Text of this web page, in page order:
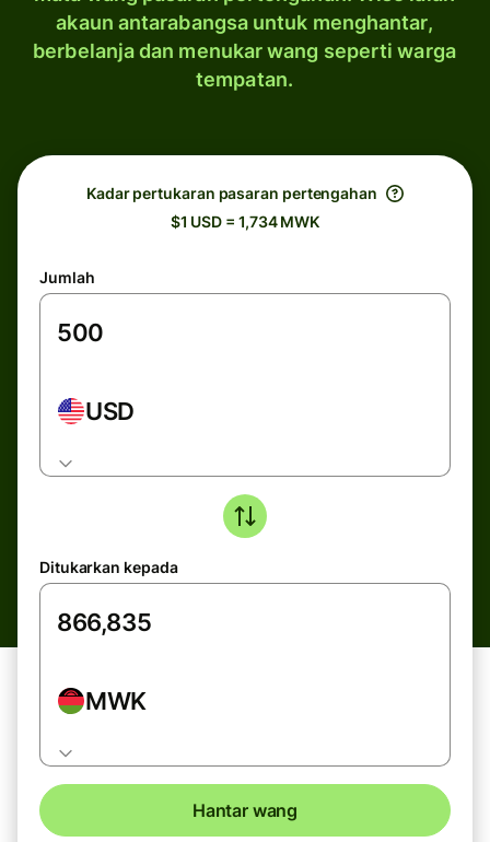
akaun antarabangsa untuk menghantar,
berbelanja dan menukar wang seperti warga
tempatan.
Kadar pertukaran pasaran pertengahan
$1 USD = 1,734 MWK
Jumlah
USD
Ditukarkan kepada
MWK
Hantar wang